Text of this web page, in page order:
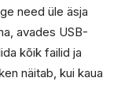
need üle äsja
avades USB-
kõik failid ja
näitab, kui kaua